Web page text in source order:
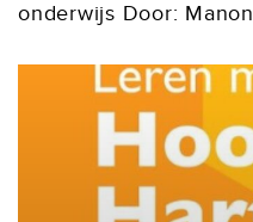
onderwijs Door:
doordat ze minder
hun unieke manier